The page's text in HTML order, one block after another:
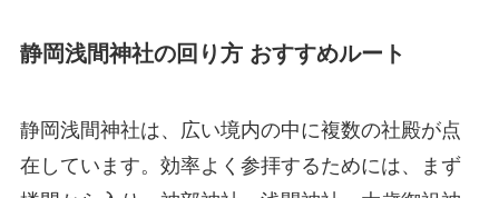
静岡浅間神社の回り方 おすすめルート
静岡浅間神社は、広い境内の中に複数の社殿が点
在しています。効率よく参拝するためには、まず